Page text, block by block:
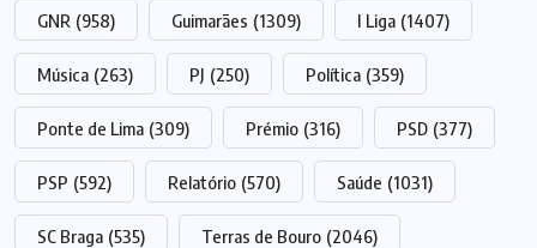
GNR (958) Guimarães (1309) I Liga (1407)
Música (263) PJ (250) Política (359)
Ponte de Lima (309) Prémio (316) PSD (377)
PSP (592) Relatório (570) Saúde (1031)
SC Braga (535) Terras de Bouro (2046)